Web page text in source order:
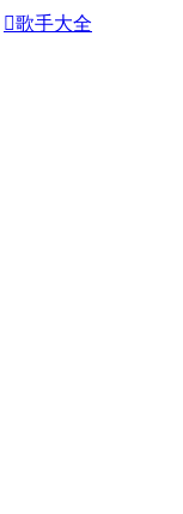
歌手大全